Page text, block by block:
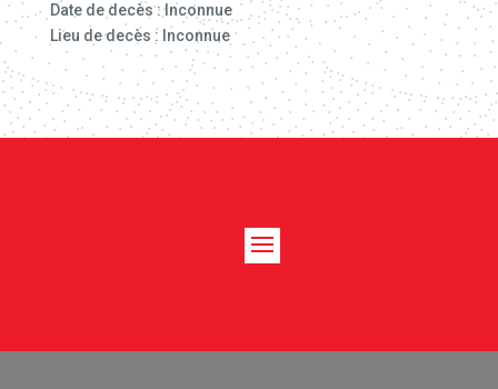
Date de decès : Inconnue
Lieu de decès : Inconnue